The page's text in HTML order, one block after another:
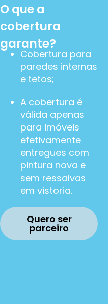
O que a
cobertura
garante?
Cobertura para
paredes internas
e tetos;
A cobertura é
válida apenas
para imóveis
efetivamente
entregues com
pintura nova e
sem ressalvas
em vistoria.
Quero ser
parceiro